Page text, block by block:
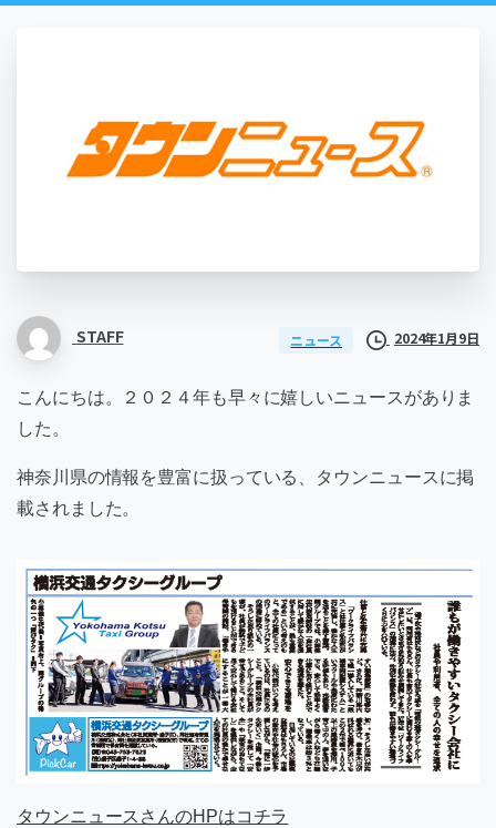
STAFF ニュース 2024年1月9日
こんにちは。２０２４年も早々に嬉しいニュースがありま
した。
神奈川県の情報を豊富に扱っている、タウンニュースに掲
載されました。
タウンニュースさんのHPはコチラ